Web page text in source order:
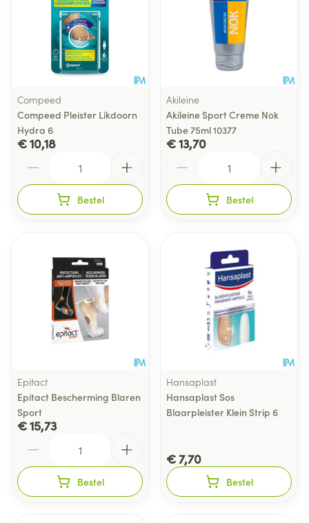
Compeed
Compeed Pleister Likdoorn
Hydra 6
€ 10,18
Bestel
Akileine
Akileine Sport Creme Nok
Tube 75ml 10377
€ 13,70
Bestel
Epitact
Epitact Bescherming Blaren
Sport
€ 15,73
Bestel
Hansaplast
Hansaplast Sos
Blaarpleister Klein Strip 6
€ 7,70
Bestel